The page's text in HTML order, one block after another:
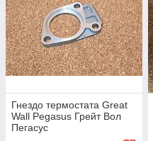
Гнездо термостата Great
Wall Pegasus Грейт Вол
Пегасус